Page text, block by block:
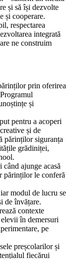
și să își dezvolte
și cooperare.
respectarea
integrată
ne construim
prin oferirea
și
pentru a acoperi
și de
părinților siguranța
grădiniței,
ajunge acasă
părinților le conferă
modul de lucru se
de învățare.
contexte
în demersuri
pe
preșcolarilor și
fiecărui